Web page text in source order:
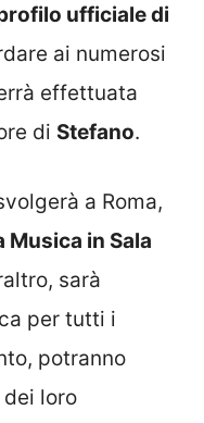
ufficiale di
ai numerosi
effettuata
di Stefano.
a Roma,
in Sala
sarà
per tutti i
potranno
loro